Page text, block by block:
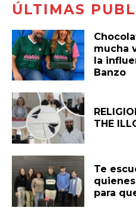
ÚLTIMAS
mucha
la
Banzo
THE
Te
para